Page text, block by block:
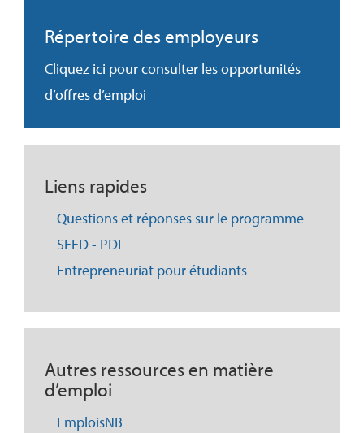
Répertoire des employeurs
Cliquez ici pour consulter les opportunités
d’offres d’emploi
Liens rapides
Questions et réponses sur le programme
SEED - PDF
Entrepreneuriat pour étudiants
Autres ressources en matière
d’emploi
EmploisNB